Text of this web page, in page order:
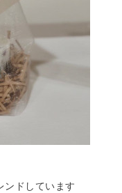
ンドしています